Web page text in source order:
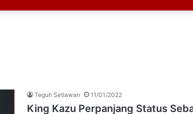
Teguh Setiawan 11/01/2022
King Kazu Perpanjang Status